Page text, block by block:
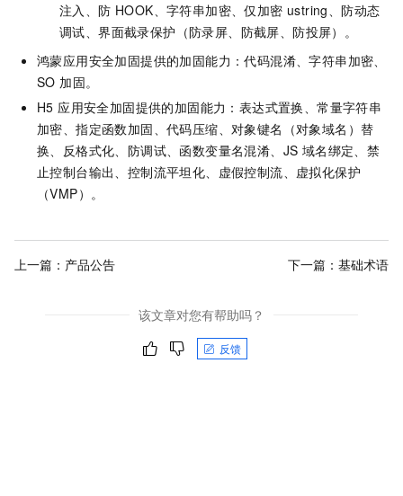
注入、防 HOOK、字符串加密、仅加密 ustring、防动态
调试、界面截录保护（防录屏、防截屏、防投屏）。
鸿蒙应用安全加固提供的加固能力：代码混淆、字符串加密、
SO 加固。
H5 应用安全加固提供的加固能力：表达式置换、常量字符串
加密、指定函数加固、代码压缩、对象键名（对象域名）替
换、反格式化、防调试、函数变量名混淆、JS 域名绑定、禁
止控制台输出、控制流平坦化、虚假控制流、虚拟化保护
（VMP）。
上一篇： 产品公告 下一篇： 基础术语
该文章对您有帮助吗？
反馈